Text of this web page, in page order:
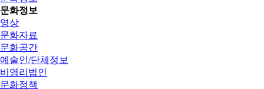
문화정보
영상
문화자료
문화공간
예술인/단체정보
비영리법인
문화정책